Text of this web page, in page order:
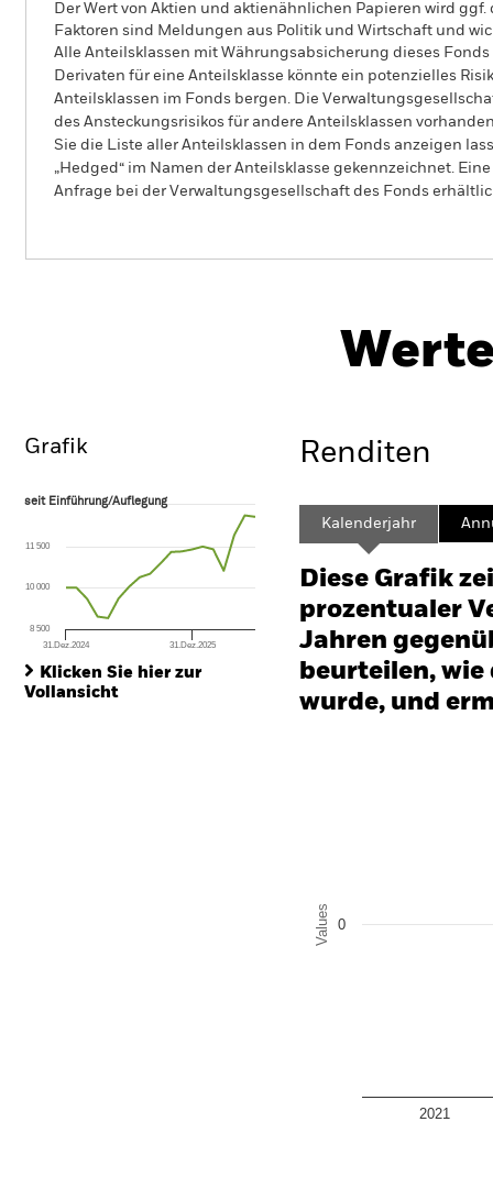
Der Wert von Aktien und aktienähnlichen Papieren wird
Faktoren sind Meldungen aus Politik und Wirtschaft und
Alle Anteilsklassen mit Währungsabsicherung dieses
Derivaten für eine Anteilsklasse könnte ein potenzielles
Anteilsklassen im Fonds bergen. Die
des Ansteckungsrisikos für andere Anteilsklassen
Sie die Liste aller Anteilsklassen in dem Fonds anzeigen
„Hedged“ im Namen der Anteilsklasse gekennzeichnet.
Anfrage bei der Verwaltungsgesellschaft des Fonds
Grafik
seit Einführung/Auflegung
The chart has 1 X axis displaying Time. Range: 2024-12-31 00:00:00 to
The chart has 1 Y axis displaying values. Range: -15 to 30.
seit Einführung/Auflegung
31.Dez.2024 31.Dez.2025
8 500
10 000
11 500
Klicken Sie hier zur
Vollansicht
Renditen
Kalenderjahr
Diese Grafik
prozentualer
Jahren
beurteilen,
wurde, und
Values
2021
0